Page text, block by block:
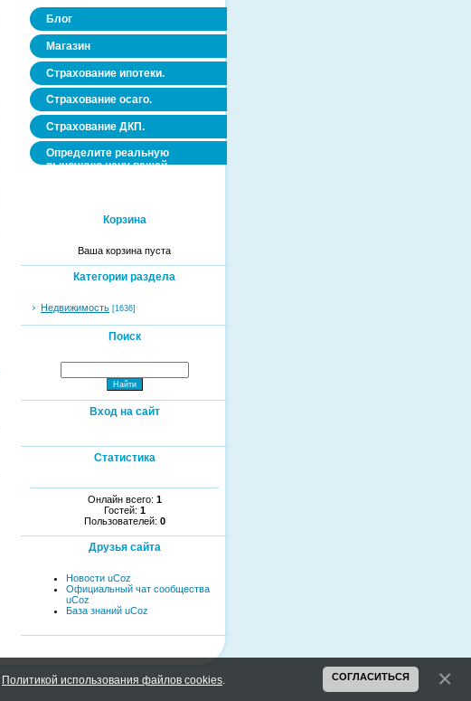
Блог
Магазин
Страхование ипотеки.
Страхование осаго.
Страхование ДКП.
Определите реальную
рыночную цену вашей
Корзина
Ваша корзина пуста
Категории раздела
Недвижимость [1636]
Поиск
Вход на сайт
Статистика
Онлайн всего: 1
Гостей: 1
Пользователей: 0
Друзья сайта
Новости uCoz
Официальный чат сообщества
uCoz
База знаний uCoz
Политикой использования файлов cookies СОГЛАСИТЬСЯ